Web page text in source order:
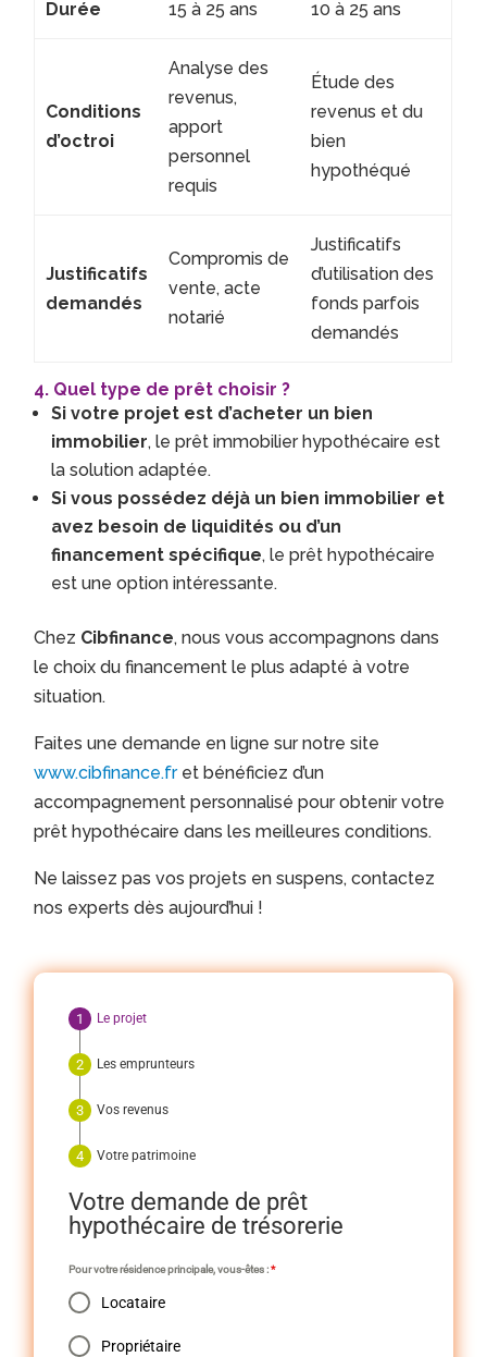
Durée 15 à 25 ans 10 à 25 ans
Conditions
d’octroi
Analyse des
revenus,
apport
personnel
requis
Étude des
revenus et du
bien
hypothéqué
Justificatifs
demandés
Compromis de
vente, acte
notarié
Justificatifs
d’utilisation des
fonds parfois
demandés
4. Quel type de prêt choisir ?
Si votre projet est d’acheter un bien
immobilier, le prêt immobilier hypothécaire est
la solution adaptée.
Si vous possédez déjà un bien immobilier et
avez besoin de liquidités ou d’un
financement spécifique, le prêt hypothécaire
est une option intéressante.
Chez Cibfinance, nous vous accompagnons dans
le choix du financement le plus adapté à votre
situation.
Faites une demande en ligne sur notre site
www.cibfinance.fret bénéficiez d’un
accompagnement personnalisé pour obtenir votre
prêt hypothécaire dans les meilleures conditions.
Ne laissez pas vos projets en suspens, contactez
nos experts dès aujourd’hui !
Le projet
Les emprunteurs
Vos revenus
Votre patrimoine
Votre demande de prêt
hypothécaire de trésorerie
Pour votre résidence principale, vous-êtes :*
Locataire
Propriétaire